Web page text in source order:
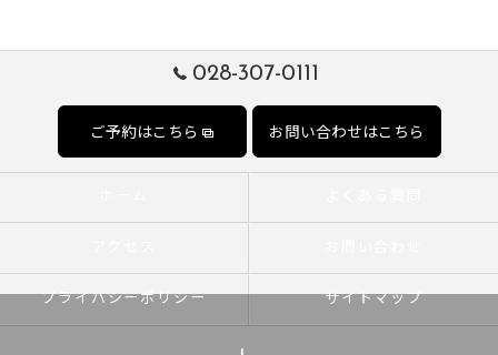
028-307-0111
ご予約はこちら お問い合わせはこちら
プライバシーポリシー サイトマップ